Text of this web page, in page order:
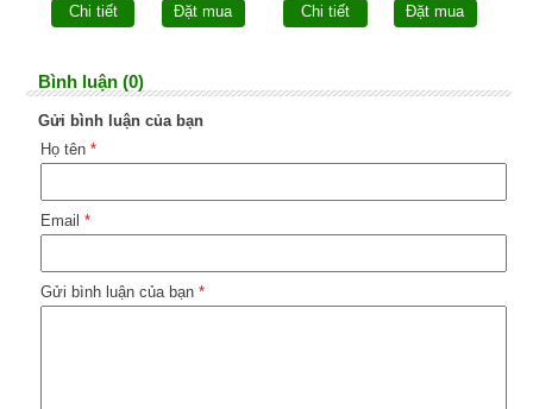
Chi tiết Đặt mua Chi tiết Đặt mua
Bình luận (0)
Gửi bình luận của bạn
Họ tên *
Email *
Gửi bình luận của bạn *